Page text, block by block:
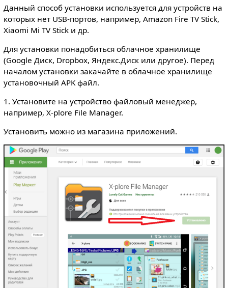
Данный способ установки используется для устройств на
которых нет USB-портов, например, Amazon Fire TV Stick,
Xiaomi Mi TV Stick и др.
Для установки понадобиться облачное хранилище
(Google Диск, Dropbox, Яндекс.Диск или другое). Перед
началом установки закачайте в облачное хранилище
установочный APK файл.
1. Установите на устройство файловый менеджер,
например, X-plore File Manager.
Установить можно из магазина приложений.